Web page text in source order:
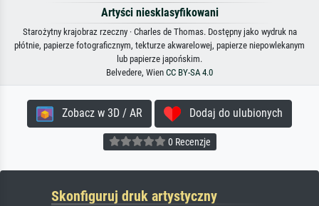
Artyści niesklasyfikowani
Starożytny krajobraz rzeczny · Charles de Thomas. Dostępny jako wydruk na
płótnie, papierze fotograficznym, tekturze akwarelowej, papierze niepowlekanym
lub papierze japońskim.
Belvedere, Wien CC BY-SA 4.0
Zobacz w 3D / AR Dodaj do ulubionych
0 Recenzje
Skonfiguruj druk artystyczny